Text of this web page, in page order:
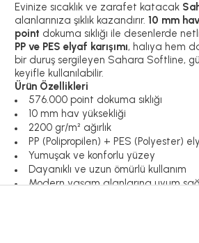
Evinize sıcaklık ve zarafet katacak
alanlarınıza şıklık kazandırır. 10 mm
point dokuma sıklığı ile desenlerde
PP ve PES elyaf karışımı, halıya hem
bir duruş sergileyen Sahara Softline,
keyifle kullanılabilir.
Ürün Özellikleri
576.000 point dokuma sıklığı
10 mm hav yüksekliği
2200 gr/m² ağırlık
PP (Polipropilen) + PES (Polyester)
Yumuşak ve konforlu yüzey
Dayanıklı ve uzun ömürlü kullanım
Modern yaşam alanlarına uyum